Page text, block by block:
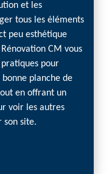
et les
tous les éléments
peu esthétique
CM vous
pour
planche de
en offrant un
voir les autres
son site.